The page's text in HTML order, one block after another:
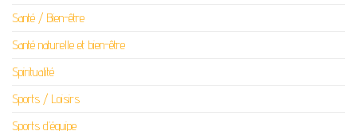
Santé / Bien-être
Santé naturelle et bien-être
Spiritualité
Sports / Loisirs
Sports d’équipe